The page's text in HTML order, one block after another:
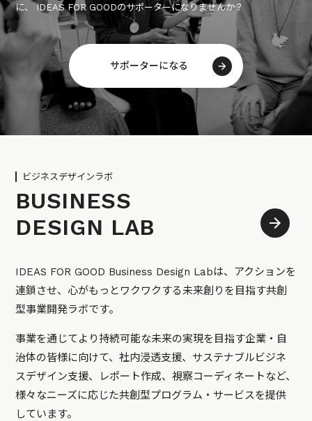
に、 IDEAS FOR GOODのサポーターになりませんか？
サポーターになる
ビジネスデザインラボ
BUSINESS
DESIGN LAB
IDEAS FOR GOOD Business Design Labは、アクションを
連鎖させ、心がもっとワクワクする未来創りを目指す共創
型事業開発ラボです。
事業を通じてより持続可能な未来の実現を目指す企業・自
治体の皆様に向けて、社内浸透支援、サステナブルビジネ
スデザイン支援、レポート作成、視察コーディネートなど、
様々なニーズに応じた共創型プログラム・サービスを提供
しています。